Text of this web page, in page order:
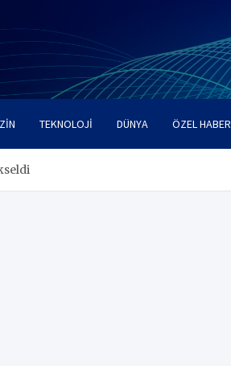
TEKNOLOJI DÜNYA ÖZEL HABER